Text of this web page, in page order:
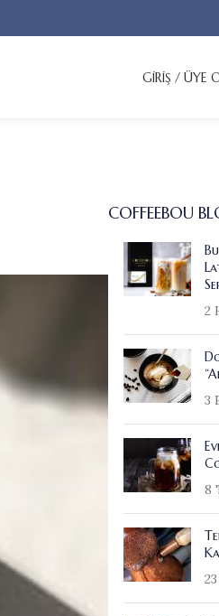
GIRIŞ / ÜYE
COFFEEBOU
2
3
8